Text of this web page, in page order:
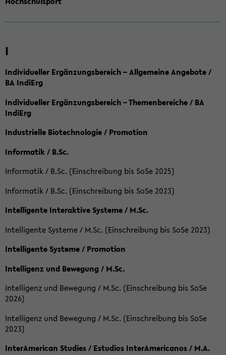
I
Individueller Ergänzungsbereich – Allgemeine Angebote /
BA IndiErg
Individueller Ergänzungsbereich – Themenbereiche / BA
IndiErg
Industrielle Biotechnologie / Promotion
Informatik / B.Sc.
Informatik / B.Sc. (Einschreibung bis SoSe 2025)
Informatik / B.Sc. (Einschreibung bis SoSe 2023)
Intelligente Interaktive Systeme / M.Sc.
Intelligente Systeme / M.Sc. (Einschreibung bis SoSe 2023)
Intelligente Systeme / Promotion
Intelligenz und Bewegung / M.Sc.
Intelligenz und Bewegung / M.Sc. (Einschreibung bis SoSe
2026)
Intelligenz und Bewegung / M.Sc. (Einschreibung bis SoSe
2023)
InterAmerican Studies / Estudios InterAmericanos / M.A.